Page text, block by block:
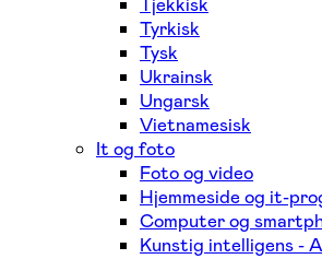
Tyrkisk
Tysk
Ukrainsk
Ungarsk
Vietnamesisk
It og foto
Foto og video
Hjemmeside og it-
Computer og
Kunstig intelligens -